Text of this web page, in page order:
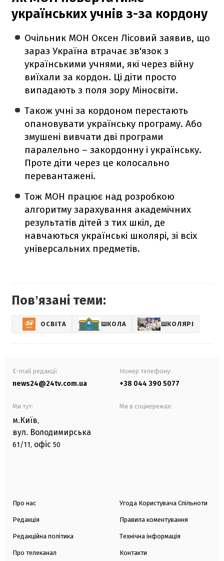
українських учнів з-за кордону
Очільник МОН Оксен Лісовий заявив, що
зараз Україна втрачає зв'язок з
українськими учнями, які через війну
виїхали за кордон. Ці діти просто
випадають з поля зору Міносвіти.
Також учні за кордоном перестають
опановувати українську програму. Або
змушені вивчати дві програми
паралельно – закордонну і українську.
Проте діти через це колосально
перевантажені.
Тож МОН працює над розробкою
алгоритму зарахування академічних
результатів дітей з тих шкіл, де
навчаються українські школярі, зі всіх
універсальних предметів.
Повʼязані теми:
ОСВІТА ШКОЛА ШКОЛЯРІ
E-mail редакції
news24@24tv.com.ua
Номер телефону:
+38 044 390 5077
Ми тут:
м.Київ,
вул. Володимирська
61/11, офіс 50
Ми в соцмережах:
Про нас
Редакція
Редакційна політика
Про телеканал
Угода Користувача Спільноти
Правила коментування
Технічна інформація
Контакти